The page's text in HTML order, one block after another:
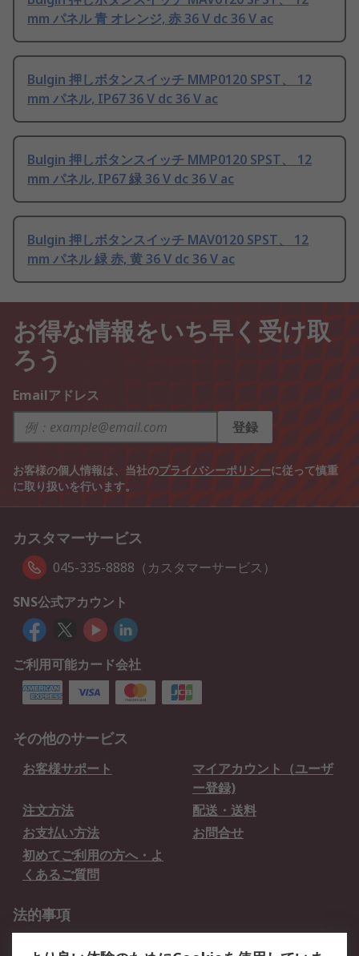
mm パネル 青 オレンジ, 赤 36 V dc 36 V ac
Bulgin 押しボタンスイッチ MMP0120 SPST、 12
mm パネル, IP67 36 V dc 36 V ac
Bulgin 押しボタンスイッチ MMP0120 SPST、 12
mm パネル, IP67 緑 36 V dc 36 V ac
Bulgin 押しボタンスイッチ MAV0120 SPST、 12
mm パネル 緑 赤, 黄 36 V dc 36 V ac
お得な情報をいち早く受け取
ろう
Emailアドレス
登録
お客様の個人情報は、当社のプライバシーポリシーに従って慎重
に取り扱いを行います。
カスタマーサービス
045-335-8888（カスタマーサービス）
SNS公式アカウント
ご利用可能カード会社
その他のサービス
お客様サポート
マイアカウント（ユーザ
ー登録)
注文方法
配送・送料
お支払い方法
お問合せ
初めてご利用の方へ・よ
くあるご質問
法的事項